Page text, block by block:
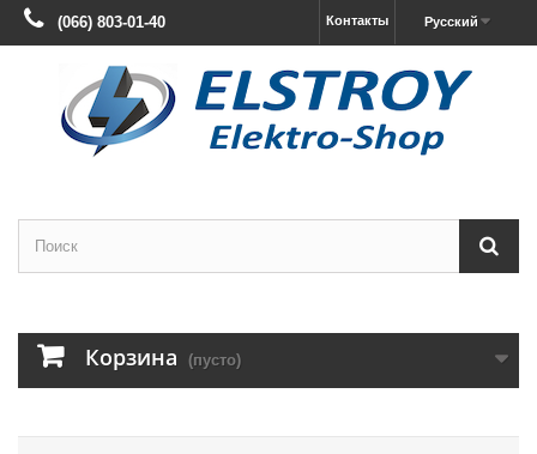
Русский
Контакты
(066) 803-01-40
Корзина (пусто)